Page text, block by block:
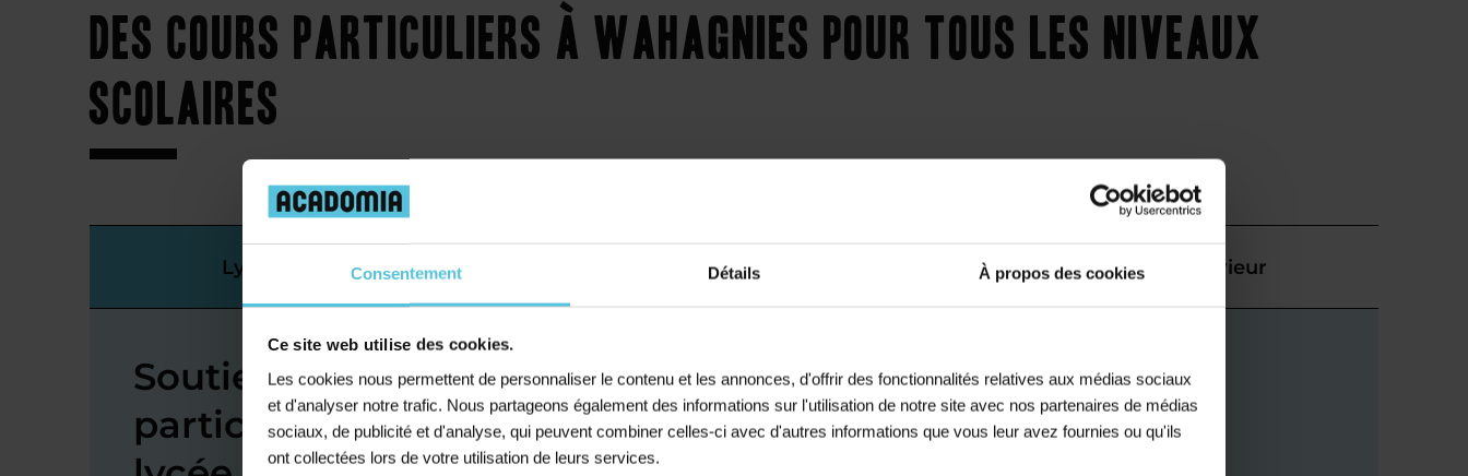
Consentement Détails À propos des cookies
Ce site web utilise des cookies.
Les cookies nous permettent de personnaliser le contenu et les annonces, d'offrir des fonctionnalités relatives aux médias sociaux
et d'analyser notre trafic. Nous partageons également des informations sur l'utilisation de notre site avec nos partenaires de médias
sociaux, de publicité et d'analyse, qui peuvent combiner celles-ci avec d'autres informations que vous leur avez fournies ou qu'ils
ont collectées lors de votre utilisation de leurs services.
Des cours particuliers à Wahagnies pour tous les niveaux
scolaires
Lycée Supérieur
Soutien scolaire et cours
particuliers à Wahagnies au